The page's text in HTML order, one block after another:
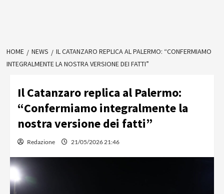
HOME NEWS
IL CATANZARO REPLICA AL PALERMO: “CONFERMIAMO
INTEGRALMENTE LA NOSTRA VERSIONE DEI FATTI”
Il Catanzaro replica al Palermo:
“Confermiamo integralmente la
nostra versione dei fatti”
Redazione 21/05/2026 21:46